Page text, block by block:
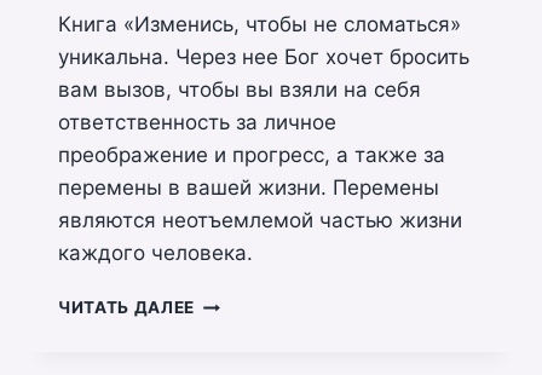
Книга «Изменись, чтобы не сломаться»
уникальна. Через нее Бог хочет бросить
вам вызов, чтобы вы взяли на себя
ответственность за личное
преображение и прогресс, а также за
перемены в вашей жизни. Перемены
являются неотъемлемой частью жизни
каждого человека.
ЧИТАТЬ ДАЛЕЕ ИЗМЕНИСЬ,